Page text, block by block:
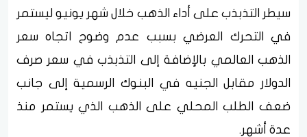
سيطر التذبذب على أداء الذهب خلال شهر يونيو ليستمر
في التحرك العرضي بسبب عدم وضوح اتجاه سعر
الذهب العالمي بالإضافة إلى التذبذب في سعر صرف
الدولار مقابل الجنيه في البنوك الرسمية إلى جانب
ضعف الطلب المحلي على الذهب الذي يستمر منذ
عدة أشهر.